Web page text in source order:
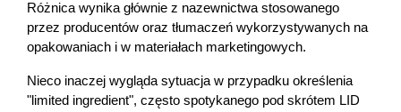
Różnica wynika głównie z nazewnictwa stosowanego
przez producentów oraz tłumaczeń wykorzystywanych na
opakowaniach i w materiałach marketingowych.
Nieco inaczej wygląda sytuacja w przypadku określenia
"limited ingredient", często spotykanego pod skrótem LID